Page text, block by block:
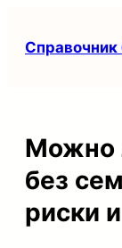
Справочник
Можно
без
риски